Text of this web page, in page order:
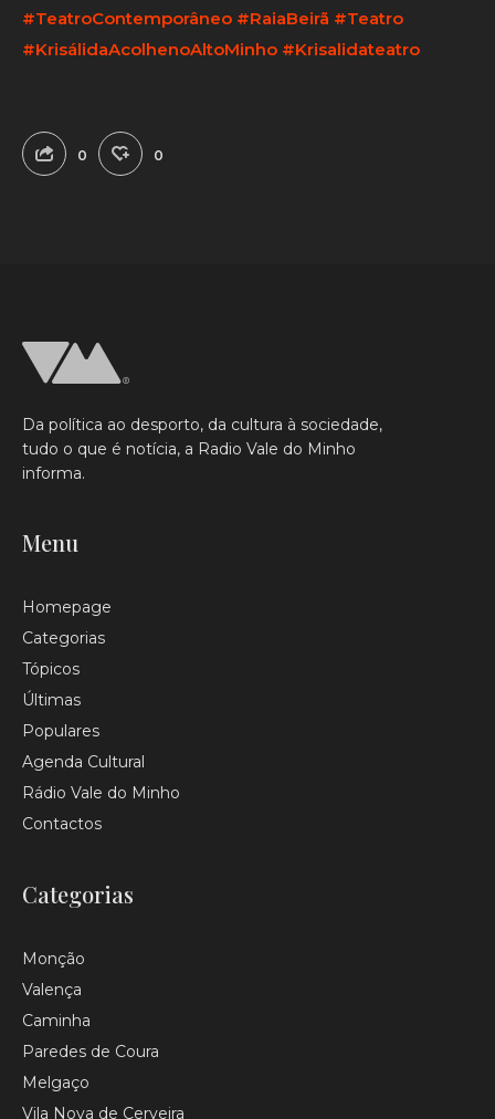
#TeatroContemporâneo #RaiaBeirã #Teatro
#KrisálidaAcolhenoAltoMinho #Krisalidateatro
0 0
Da política ao desporto, da cultura à sociedade,
tudo o que é notícia, a Radio Vale do Minho
informa.
Menu
Homepage
Categorias
Tópicos
Últimas
Populares
Agenda Cultural
Rádio Vale do Minho
Contactos
Categorias
Monção
Valença
Caminha
Paredes de Coura
Melgaço
Vila Nova de Cerveira